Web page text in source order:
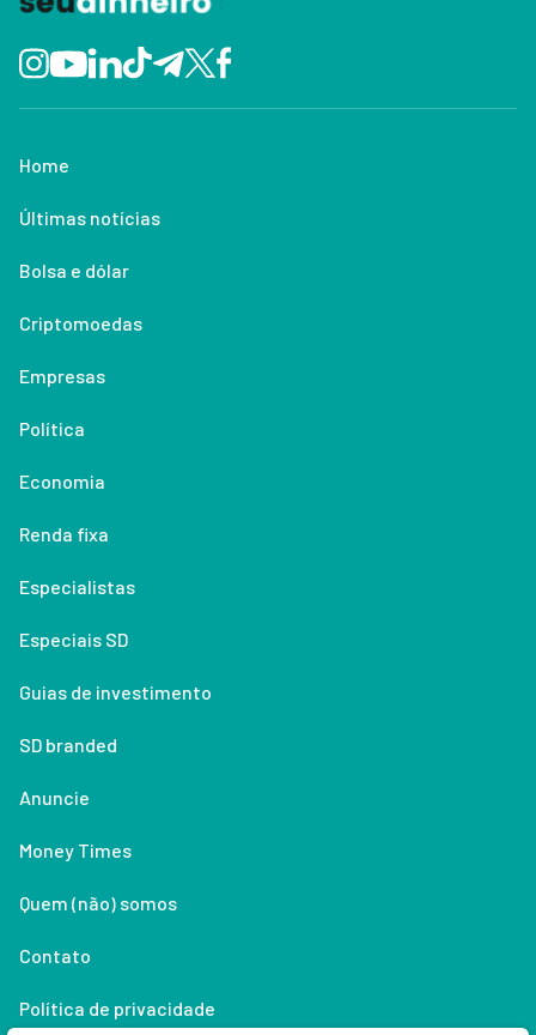
Home
Últimas notícias
Bolsa e dólar
Criptomoedas
Empresas
Política
Economia
Renda fixa
Especialistas
Especiais SD
Guias de investimento
SD branded
Anuncie
Money Times
Quem (não) somos
Contato
Política de privacidade